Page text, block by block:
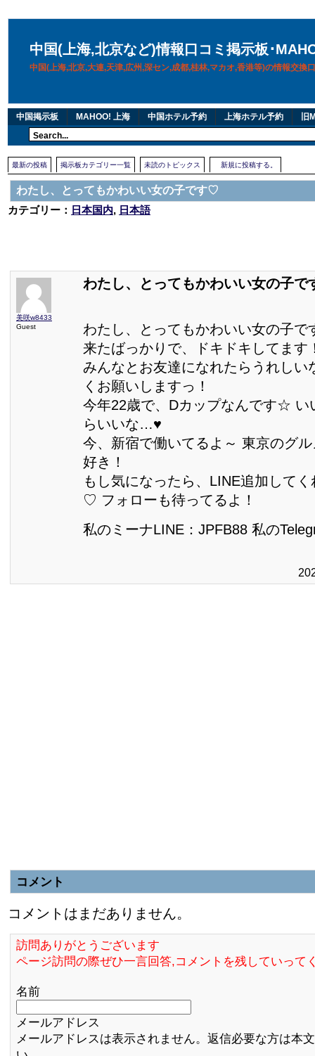
中国(上海,北京など)情報口コミ掲示板･
中国(上海,北京,大連,天津,広州,深セン,成都,桂林,マカオ,香港等)の情報交換
中国掲示板 MAHOO! 上海 中国ホテル予約 上海ホテル予約 旧
最新の投稿 掲示板カテゴリー一覧 未読のトピックス 新規に投稿する。
わたし、とってもかわいい女の子です♡
カテゴリー： 日本国内, 日本語
美咲w8433
Guest
わたし、とってもかわいい女の子
わたし、とってもかわいい女の子
来たばっかりで、ドキドキしてます
みんなとお友達になれたらうれしい
くお願いしますっ！
今年22歳で、Dカップなんです☆ い
らいいな…♥
今、新宿で働いてるよ～ 東京のグ
好き！
もし気になったら、LINE追加して
♡ フォローも待ってるよ！
私のミーナLINE：JPFB88 私の
コメント
コメントはまだありません。
訪問ありがとうございます
ページ訪問の際ぜひ一言回答,コメントを残していって
名前
メールアドレス
メールアドレスは表示されません。返信必要な方は本